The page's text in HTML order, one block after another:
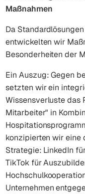
Maßnahmen
Da
entwickelten wir
Besonderheiten der
Ein Auszug: Gegen
setzten wir ein
Wissensverluste das
Mitarbeiter" in
konzipierten wir eine
Strategie: LinkedIn
TikTok für
Unternehmen